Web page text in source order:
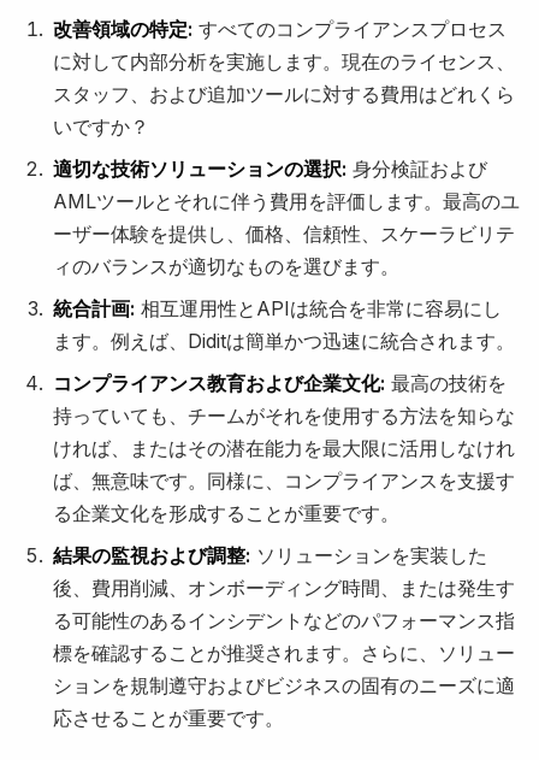
改善領域の特定: すべてのコンプライアンスプロセス
に対して内部分析を実施します。現在のライセンス、
スタッフ、および追加ツールに対する費用はどれくら
いですか？
適切な技術ソリューションの選択: 身分検証および
AMLツールとそれに伴う費用を評価します。最高のユ
ーザー体験を提供し、価格、信頼性、スケーラビリテ
ィのバランスが適切なものを選びます。
統合計画: 相互運用性とAPIは統合を非常に容易にし
ます。例えば、Diditは簡単かつ迅速に統合されます。
コンプライアンス教育および企業文化: 最高の技術を
持っていても、チームがそれを使用する方法を知らな
ければ、またはその潜在能力を最大限に活用しなけれ
ば、無意味です。同様に、コンプライアンスを支援す
る企業文化を形成することが重要です。
結果の監視および調整: ソリューションを実装した
後、費用削減、オンボーディング時間、または発生す
る可能性のあるインシデントなどのパフォーマンス指
標を確認することが推奨されます。さらに、ソリュー
ションを規制遵守およびビジネスの固有のニーズに適
応させることが重要です。